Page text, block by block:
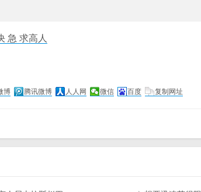
急 求高人
博 腾讯微博 人人网 微信 百度 复制网址